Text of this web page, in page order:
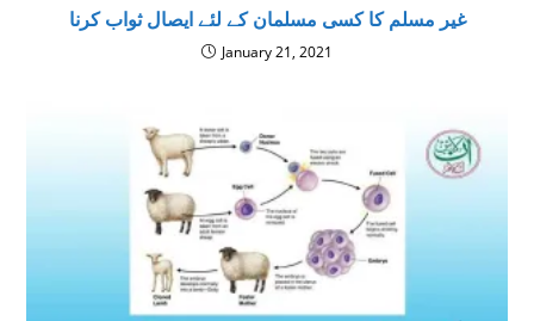
غیر مسلم كا کسی مسلمان کے لئے ایصال ثواب کرنا
January 21, 2021